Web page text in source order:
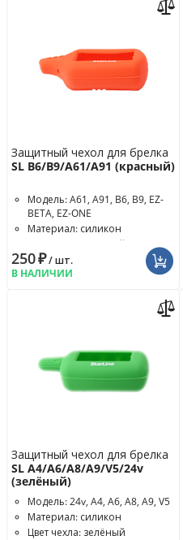
Защитный чехол для брелка
SL B6/B9/A61/A91 (красный)
Модель: A61, A91, B6, B9, EZ-
BETA, EZ-ONE
Материал: силикон
Цвет чехла: красный
250₽/ шт.
В НАЛИЧИИ
Защитный чехол для брелка
SL A4/A6/A8/A9/V5/24v
(зелёный)
Модель: 24v, A4, A6, A8, A9, V5
Материал: силикон
Цвет чехла: зелёный